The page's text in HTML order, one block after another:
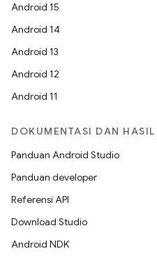
Android 15
Android 14
Android 13
Android 12
Android 11
DOKUMENTASI DAN
Panduan Android Studio
Panduan developer
Referensi API
Download Studio
Android NDK